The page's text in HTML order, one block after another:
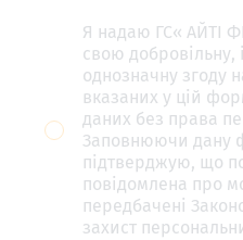
канал
https://t.me/
лекції
будемо
публікувати
саме
Я надаю ГС« АЙТІ
свою добровільну,
однозначну згоду
вказаних у цій
даних без права
Заповнюючи дану
підтверджую, що
повідомлена про
передбачені
захист